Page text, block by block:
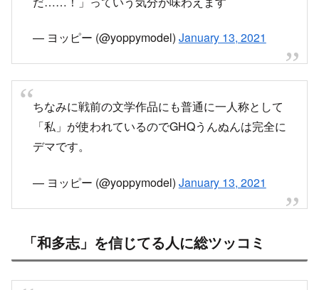
明治書院の『現代文B』の教科書の参考図録に
しっかり「私」と書かれていますので、ご覧いた
だければ幸いです☺️
— 明治書院 (@meijishoin)
の項目に「こころ」の生原稿の写真が載ってるん
だけど、一文字目が「私」なんだよね。「和多
志」とか信じてる奴って、勉強が出来なかったけ